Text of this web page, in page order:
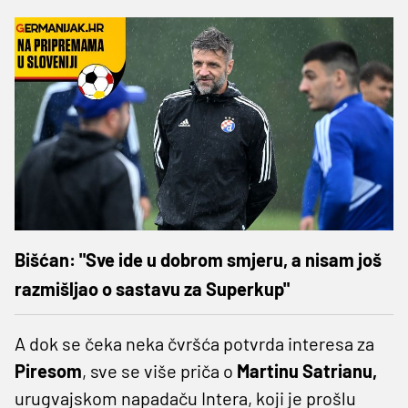
Bišćan: "Sve ide u dobrom smjeru, a nisam još
razmišljao o sastavu za Superkup"
A dok se čeka neka čvršća potvrda interesa za
Piresom, sve se više priča o Martinu Satrianu,
urugvajskom napadaču Intera, koji je prošlu